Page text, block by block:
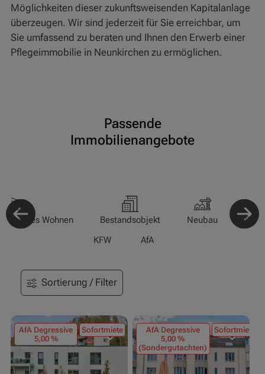
Möglichkeiten dieser zukunftsweisenden Kapitalanlage
überzeugen. Wir sind jederzeit für Sie erreichbar, um
Sie umfassend zu beraten und Ihnen den Erwerb einer
Pflegeimmobilie in Neunkirchen zu ermöglichen.
Passende
Immobilienangebote
Wohnen Bestandsobjekt Neubau
KFW
AfA
Sortierung / Filter
AfA Degressive
5,00 %
Sofortmiete
AfA Degressive
5,00 %
(Sondergutachten)
Sofortmiete